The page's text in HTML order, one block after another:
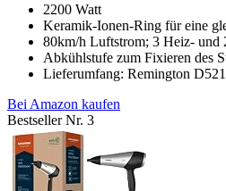
2200 Watt
Keramik-Ionen-Ring für eine
80km/h Luftstrom; 3 Heiz- und
Abkühlstufe zum Fixieren des
Lieferumfang: Remington
Bei Amazon kaufen
Bestseller Nr. 3